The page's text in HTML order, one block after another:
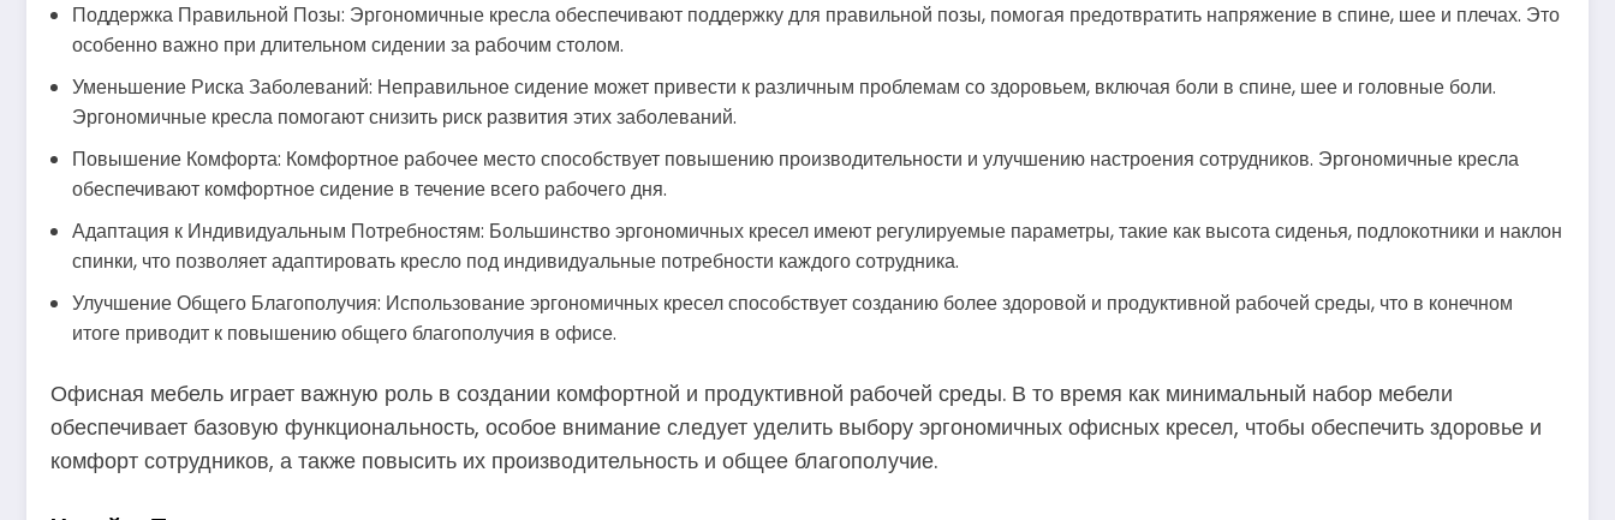
Поддержка Правильной Позы: Эргономичные кресла обеспечивают поддержку для правильной позы, помогая предотвратить напряжение в спине, шее и плечах. Это
особенно важно при длительном сидении за рабочим столом.
Уменьшение Риска Заболеваний: Неправильное сидение может привести к различным проблемам со здоровьем, включая боли в спине, шее и головные боли.
Эргономичные кресла помогают снизить риск развития этих заболеваний.
Повышение Комфорта: Комфортное рабочее место способствует повышению производительности и улучшению настроения сотрудников. Эргономичные кресла
обеспечивают комфортное сидение в течение всего рабочего дня.
Адаптация к Индивидуальным Потребностям: Большинство эргономичных кресел имеют регулируемые параметры, такие как высота сиденья, подлокотники и наклон
спинки, что позволяет адаптировать кресло под индивидуальные потребности каждого сотрудника.
Улучшение Общего Благополучия: Использование эргономичных кресел способствует созданию более здоровой и продуктивной рабочей среды, что в конечном
итоге приводит к повышению общего благополучия в офисе.
Офисная мебель играет важную роль в создании комфортной и продуктивной рабочей среды. В то время как минимальный набор мебели
обеспечивает базовую функциональность, особое внимание следует уделить выбору эргономичных офисных кресел, чтобы обеспечить здоровье и
комфорт сотрудников, а также повысить их производительность и общее благополучие.